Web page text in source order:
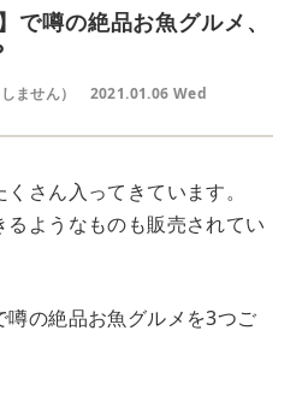
で噂の絶品お魚グルメ、
ません） 2021.01.06 Wed
さん入ってきています。
るようなものも販売されてい
の絶品お魚グルメを3つご